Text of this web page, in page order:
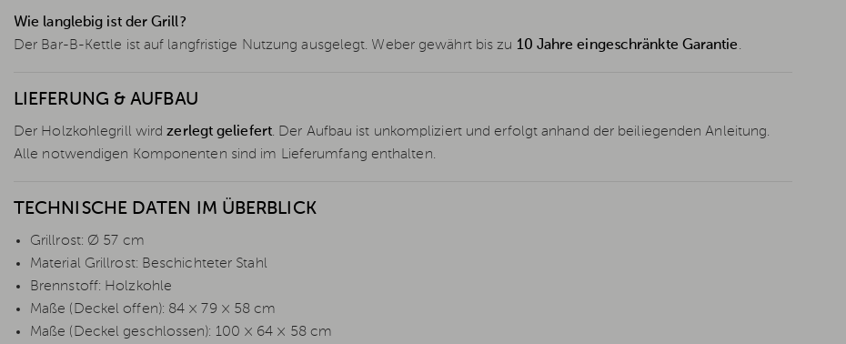
Wie langlebig ist der Grill?
Der Bar-B-Kettle ist auf langfristige Nutzung ausgelegt. Weber gewährt bis zu 10 Jahre eingeschränkte Garantie.
LIEFERUNG & AUFBAU
Der Holzkohlegrill wirdzerlegt geliefert. Der Aufbau ist unkompliziert und erfolgt anhand der beiliegenden Anleitung.
Alle notwendigen Komponenten sind im Lieferumfang enthalten.
TECHNISCHE DATEN IM ÜBERBLICK
Grillrost: Ø 57 cm
Material Grillrost: Beschichteter Stahl
Brennstoff: Holzkohle
Maße (Deckel offen): 84 × 79 × 58 cm
Maße (Deckel geschlossen): 100 × 64 × 58 cm